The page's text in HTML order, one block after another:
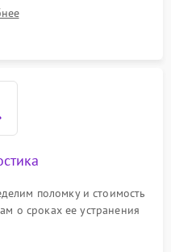
поломку и стоимость
о сроках ее устранения